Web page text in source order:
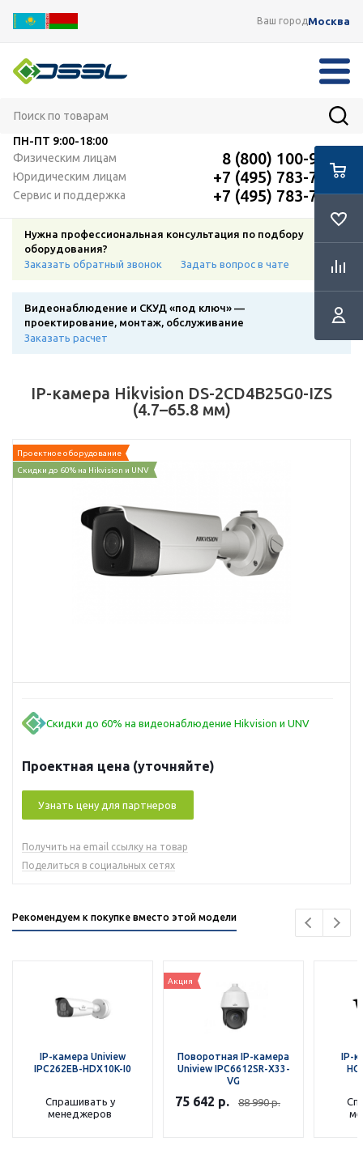
Ваш городМосква
ПН-ПТ 9:00-18:00
Физическим лицам
8 (800) 100-91-12
Юридическим лицам +7 (495) 783-72-87
Сервис и поддержка +7 (495) 783-72-87
Нужна профессиональная консультация по подбору
оборудования?
Заказать обратный звонок
Задать вопрос в чате
Видеонаблюдение и СКУД «под ключ» —
проектирование, монтаж, обслуживание
Заказать расчет
IP-камера Hikvision DS-2CD4B25G0-IZS
(4.7–65.8 мм)
Проектное оборудование
Скидки до 60% на Hikvision и UNV
Скидки до 60% на видеонаблюдение Hikvision и UNV
Проектная цена (уточняйте)
Узнать цену для партнеров
Получить на email ссылку на товар
Поделиться в социальных сетях
Рекомендуем к покупке вместо этой модели
IP-камера Uniview
IPC262EB-HDX10K-I0
Спрашивать у
менеджеров
Акция
Поворотная IP-камера
Uniview IPC6612SR-X33-
VG
75 642 р. 88 990р.
IP-